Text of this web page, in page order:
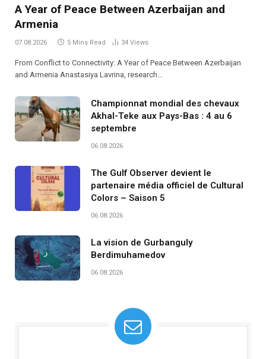
A Year of Peace Between Azerbaijan and
Armenia
07.08.2026 5 Mins Read 34 Views
From Conflict to Connectivity: A Year of Peace Between Azerbaijan
and Armenia Anastasiya Lavrina, research…
Championnat mondial des chevaux
Akhal-Teke aux Pays-Bas : 4 au 6
septembre
06.08.2026
The Gulf Observer devient le
partenaire média officiel de Cultural
Colors – Saison 5
06.08.2026
La vision de Gurbanguly
Berdimuhamedov
06.08.2026